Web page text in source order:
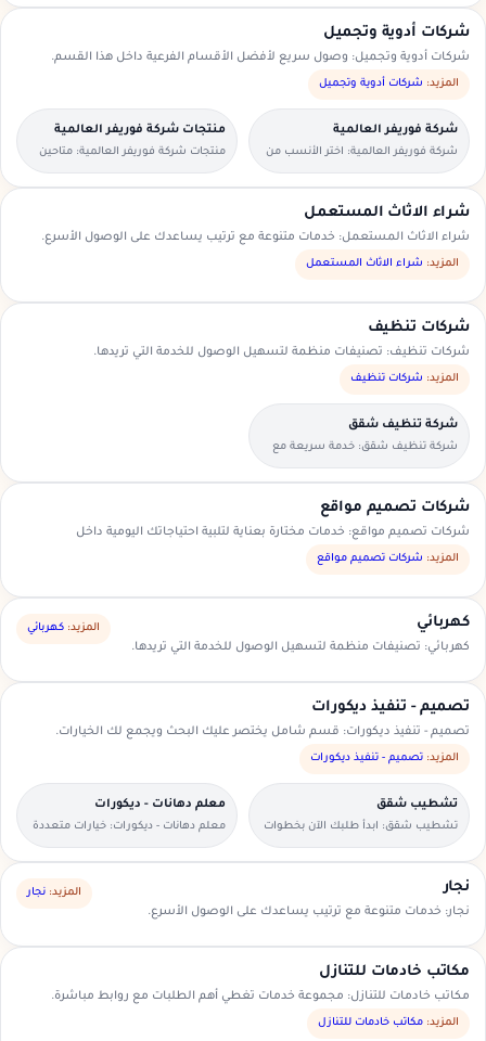
شركات أدوية وتجميل
شركات أدوية وتجميل: وصول سريع لأفضل الأقسام الفرعية داخل هذا القسم.
المزيد: شركات أدوية وتجميل
شركة فوريفر العالمية
شركة فوريفر العالمية: اختر الأنسب من
العروض المتاحة في منطقتك.
منتجات شركة فوريفر العالمية
منتجات شركة فوريفر العالمية: متاحين
للطلبات العاجلة والحجوزات المسبقة.
شراء الاثاث المستعمل
شراء الاثاث المستعمل: خدمات متنوعة مع ترتيب يساعدك على الوصول الأسرع.
المزيد: شراء الاثاث المستعمل
شركات تنظيف
شركات تنظيف: تصنيفات منظمة لتسهيل الوصول للخدمة التي تريدها.
المزيد: شركات تنظيف
شركة تنظيف شقق
شركة تنظيف شقق: خدمة سريعة مع
تواصل مباشر ومعاينة حسب الحاجة.
شركات تصميم مواقع
شركات تصميم مواقع: خدمات مختارة بعناية لتلبية احتياجاتك اليومية داخل
السعودية.
المزيد: شركات تصميم مواقع
كهربائي
كهربائي: تصنيفات منظمة لتسهيل الوصول للخدمة التي تريدها.
المزيد: كهربائي
تصميم - تنفيذ ديكورات
تصميم - تنفيذ ديكورات: قسم شامل يختصر عليك البحث ويجمع لك الخيارات.
المزيد: تصميم - تنفيذ ديكورات
تشطيب شقق
تشطيب شقق: ابدأ طلبك الآن بخطوات
بسيطة وواضحة.
معلم دهانات - ديكورات
معلم دهانات - ديكورات: خيارات متعددة
وأسعار مناسبة داخل السعودية.
نجار
نجار: خدمات متنوعة مع ترتيب يساعدك على الوصول الأسرع.
المزيد: نجار
مكاتب خادمات للتنازل
مكاتب خادمات للتنازل: مجموعة خدمات تغطي أهم الطلبات مع روابط مباشرة.
المزيد: مكاتب خادمات للتنازل